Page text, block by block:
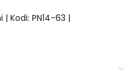
Kodi: PN14-63 |